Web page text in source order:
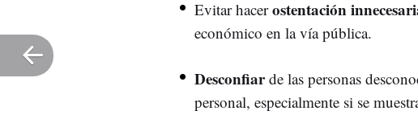
Evitar hacerostentación
económico en la vía pública.
Desconfiarde las personas
personal, especialmente si se